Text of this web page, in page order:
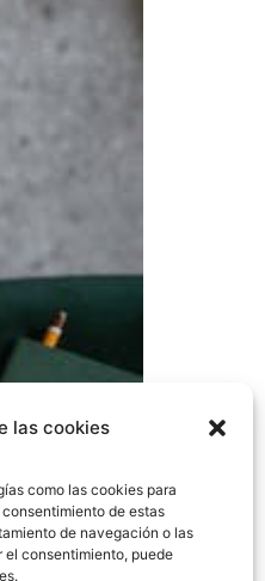
las cookies
como las cookies para
de estas
de navegación o las
consentimiento, puede
de